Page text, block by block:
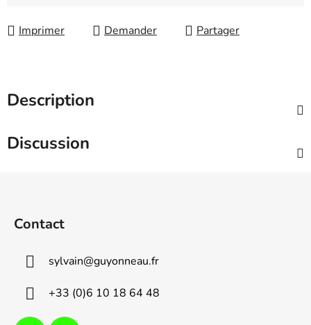
Imprimer
Demander Partager
Description
Discussion
Contact
sylvain@guyonneau.fr
+33 (0)6 10 18 64 48